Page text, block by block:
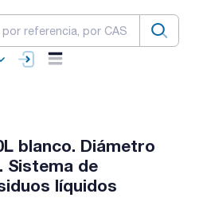
blanco. Diámetro
Sistema de
líquidos